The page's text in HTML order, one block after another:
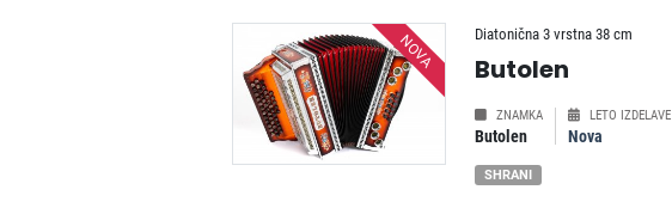
NOVA Diatonična 3 vrstna 38 cm
Butolen
ZNAMKA
Butolen
LETO IZDELAVE
Nova
SHRANI